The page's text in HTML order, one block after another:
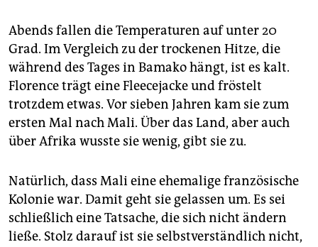
Abends fallen die Temperaturen auf unter 20
Grad. Im Vergleich zu der trockenen Hitze, die
während des Tages in Bamako hängt, ist es kalt.
Florence trägt eine Fleecejacke und fröstelt
trotzdem etwas. Vor sieben Jahren kam sie zum
ersten Mal nach Mali. Über das Land, aber auch
über Afrika wusste sie wenig, gibt sie zu.
Natürlich, dass Mali eine ehemalige französische
Kolonie war. Damit geht sie gelassen um. Es sei
schließlich eine Tatsache, die sich nicht ändern
ließe. Stolz darauf ist sie selbstverständlich nicht,